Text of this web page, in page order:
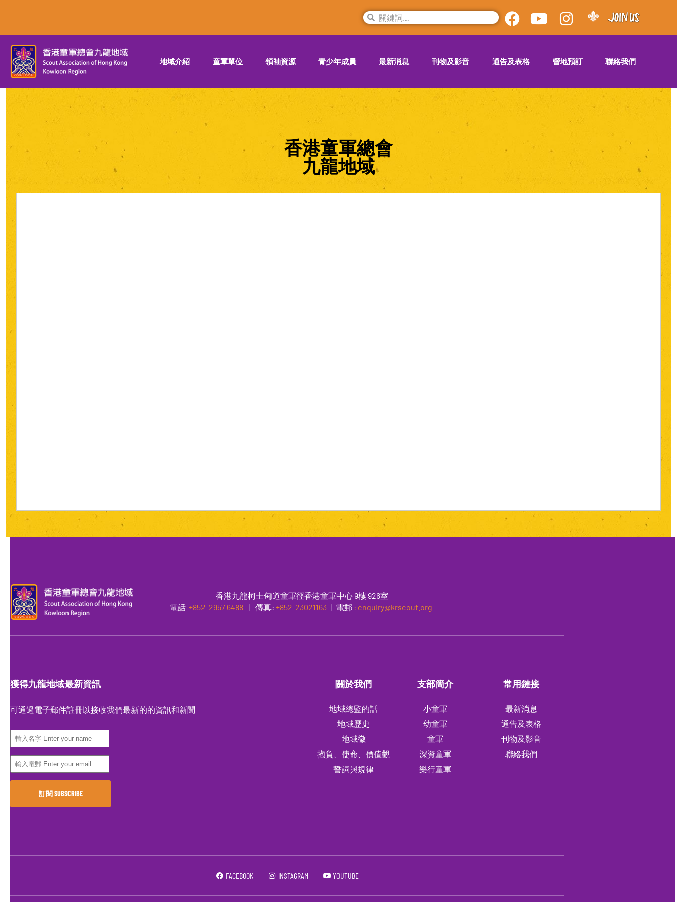
地域介紹 童軍單位 領袖資源 青少年成員 最新消息 刊物及影音 通告及表格 營地預訂 聯絡我們
香港童軍總會
九龍地域
香港九龍柯士甸道童軍徑香港童軍中心 9樓 926室
電話 +852-2957 6488 |傳真:+852-23021163 | 電郵 : enquiry@krscout.org
獲得九龍地域最新資訊
可通過電子郵件註冊以接收我們最新的的資訊和新聞
關於我們
地域總監的話
地域歷史
地域徽
抱負、使命、價值觀
誓詞與規律
支部簡介
小童軍
幼童軍
童軍
深資童軍
樂行童軍
常用鏈接
最新消息
通告及表格
刊物及影音
聯絡我們
FACEBOOK INSTAGRAM YOUTUBE